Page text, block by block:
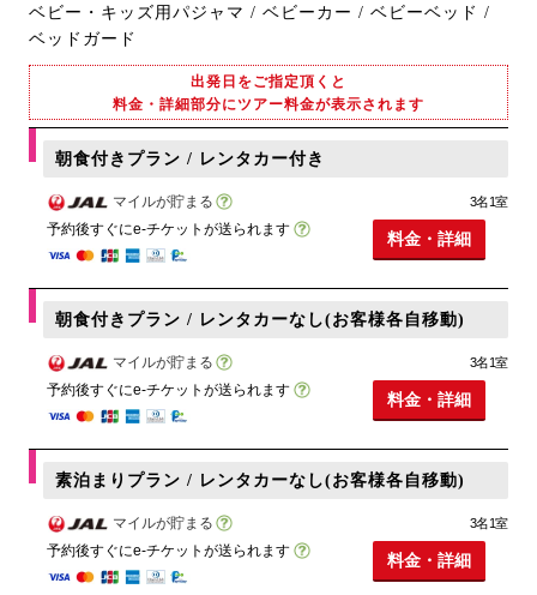
ベビー・キッズ用パジャマ / ベビーカー / ベビーベッド /
ベッドガード
出発日をご指定頂くと
料金・詳細部分にツアー料金が表示されます
朝食付きプラン / レンタカー付き
マイルが貯まる
予約後すぐにe-チケットが送られます
3名1室
料金・詳細
朝食付きプラン / レンタカーなし(お客様各自移動)
マイルが貯まる
予約後すぐにe-チケットが送られます
3名1室
料金・詳細
素泊まりプラン / レンタカーなし(お客様各自移動)
マイルが貯まる
予約後すぐにe-チケットが送られます
3名1室
料金・詳細